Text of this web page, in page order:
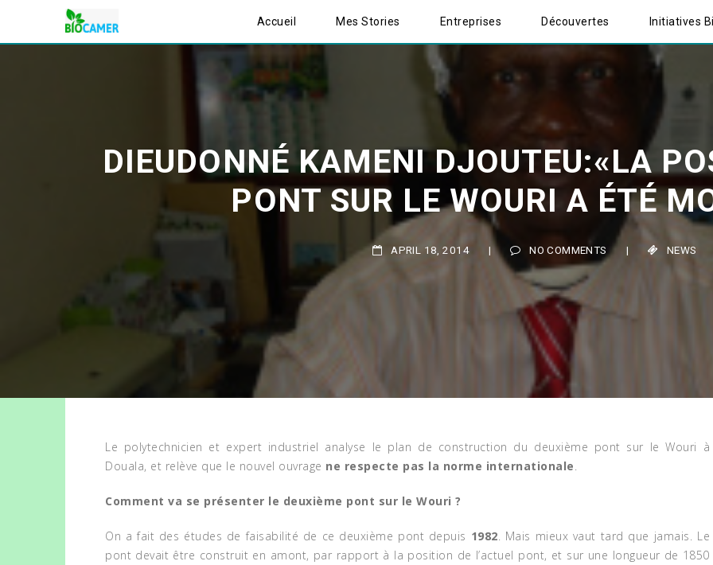
Accueil Mes Stories Entreprises Découvertes Initiatives
DIEUDONNÉ KAMENI DJOUTEU:«LA
PONT SUR LE WOURI A ÉTÉ
APRIL 18, 2014 NEWS
Le polytechnicien et expert industriel analyse le plan de construction du deuxième pont sur le Wouri à
Douala, et relève que le nouvel ouvrage ne respecte pas la norme internationale.
Comment va se présenter le deuxième pont sur le Wouri ?
On a fait des études de faisabilité de ce deuxième pont depuis 1982. Mais mieux vaut tard que jamais. Le
pont devait être construit en amont, par rapport à la position de l’actuel pont, et sur une longueur de 1850